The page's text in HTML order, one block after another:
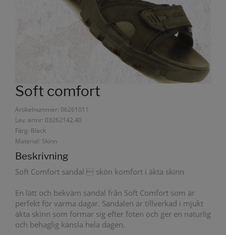
Soft comfort
Artikelnummer: 06261011
Lev. artnr: 03262142.40
Färg: Black
Material: Skinn
Beskrivning
Soft Comfort sandal  skön komfort i äkta skinn
En lätt och bekväm sandal från Soft Comfort som är
perfekt för varma dagar. Sandalen är tillverkad i mjukt
äkta skinn som formar sig efter foten och ger en naturlig
och behaglig känsla hela dagen.